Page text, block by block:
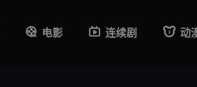
电影 连续剧 动